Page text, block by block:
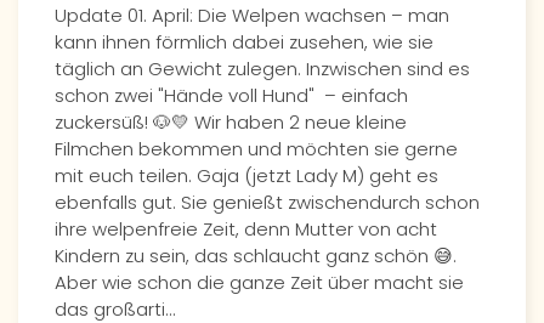
Update 01. April: Die Welpen wachsen – man
kann ihnen förmlich dabei zusehen, wie sie
täglich an Gewicht zulegen. Inzwischen sind es
schon zwei "Hände voll Hund" – einfach
zuckersüß! 🐶💛 Wir haben 2 neue kleine
Filmchen bekommen und möchten sie gerne
mit euch teilen. Gaja (jetzt Lady M) geht es
ebenfalls gut. Sie genießt zwischendurch schon
ihre welpenfreie Zeit, denn Mutter von acht
Kindern zu sein, das schlaucht ganz schön 😅.
Aber wie schon die ganze Zeit über macht sie
das großarti…